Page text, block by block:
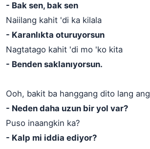
- Bak sen, bak sen
Naiilang kahit 'di ka kilala
- Karanlıkta oturuyorsun
Nagtatago kahit 'di mo 'ko kita
- Benden saklanıyorsun.
Ooh, bakit ba hanggang dito lang ang
- Neden daha uzun bir yol var?
Puso inaangkin ka?
- Kalp mi iddia ediyor?